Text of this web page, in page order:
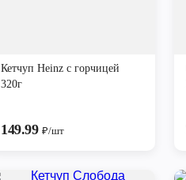
Кетчуп Heinz с горчицей
320г
149.99₽/шт